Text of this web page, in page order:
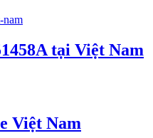
tại Việt Nam
Việt Nam